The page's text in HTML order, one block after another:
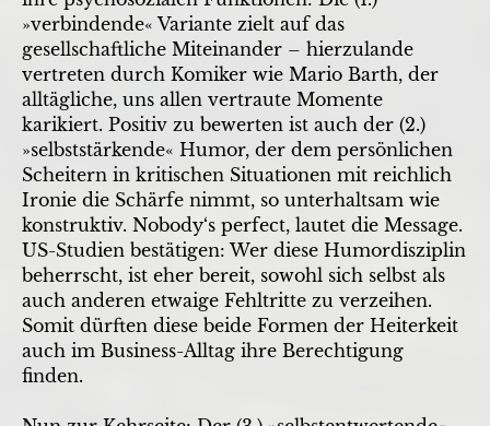
»verbindende« Variante zielt auf das
gesellschaftliche Miteinander – hierzulande
vertreten durch Komiker wie Mario Barth, der
alltägliche, uns allen vertraute Momente
karikiert. Positiv zu bewerten ist auch der (2.)
»selbststärkende« Humor, der dem persönlichen
Scheitern in kritischen Situationen mit reichlich
Ironie die Schärfe nimmt, so unterhaltsam wie
konstruktiv. Nobody‘s perfect, lautet die Message.
US-Studien bestätigen: Wer diese Humordisziplin
beherrscht, ist eher bereit, sowohl sich selbst als
auch anderen etwaige Fehltritte zu verzeihen.
Somit dürften diese beide Formen der Heiterkeit
auch im Business-Alltag ihre Berechtigung
finden.